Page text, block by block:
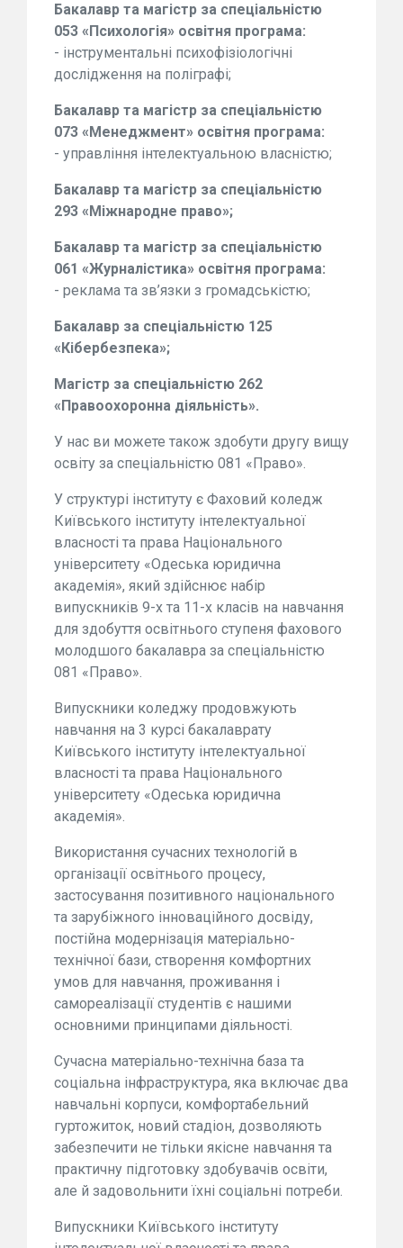
Бакалавр та магістр за спеціальністю
053 «Психологія» освітня програма:
- інструментальні психофізіологічні
дослідження на поліграфі;
Бакалавр та магістр за спеціальністю
073 «Менеджмент» освітня програма:
- управління інтелектуальною власністю;
Бакалавр та магістр за спеціальністю
293 «Міжнародне право»;
Бакалавр та магістр за спеціальністю
061 «Журналістика» освітня програма:
- реклама та зв’язки з громадськістю;
Бакалавр за спеціальністю 125
«Кібербезпека»;
Магістр за спеціальністю 262
«Правоохоронна діяльність».
У нас ви можете також здобути другу вищу
освіту за спеціальністю 081 «Право».
У структурі інституту є Фаховий коледж
Київського інституту інтелектуальної
власності та права Національного
університету «Одеська юридична
академія», який здійснює набір
випускників 9-х та 11-х класів на навчання
для здобуття освітнього ступеня фахового
молодшого бакалавра за спеціальністю
081 «Право».
Випускники коледжу продовжують
навчання на 3 курсі бакалаврату
Київського інституту інтелектуальної
власності та права Національного
університету «Одеська юридична
академія».
Використання сучасних технологій в
організації освітнього процесу,
застосування позитивного національного
та зарубіжного інноваційного досвіду,
постійна модернізація матеріально-
технічної бази, створення комфортних
умов для навчання, проживання і
самореалізації студентів є нашими
основними принципами діяльності.
Сучасна матеріально-технічна база та
соціальна інфраструктура, яка включає два
навчальні корпуси, комфортабельний
гуртожиток, новий стадіон, дозволяють
забезпечити не тільки якісне навчання та
практичну підготовку здобувачів освіти,
але й задовольнити їхні соціальні потреби.
Випускники Київського інституту